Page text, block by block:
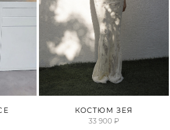
КОСТЮМ ЗЕЯ
33 900 ₽